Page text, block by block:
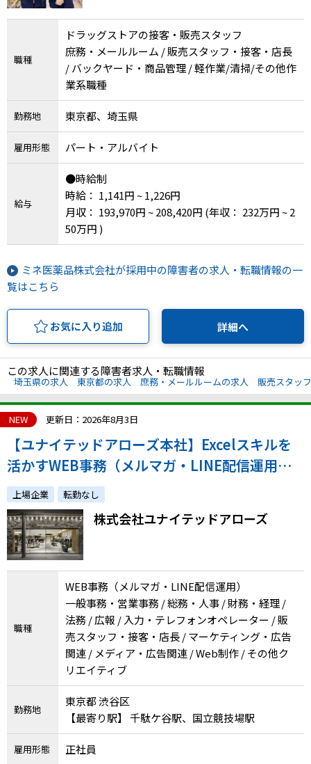
職種
ドラッグストアの接客・販売スタッフ
庶務・メールルーム / 販売スタッフ・接客・店長
/ バックヤード・商品管理 / 軽作業/清掃/その他作
業系職種
勤務地 東京都、埼玉県
雇用形態 パート・アルバイト
給与
●時給制
時給： 1,141円 ~ 1,226円
月収： 193,970円 ~ 208,420円 (年収： 232万円 ~ 2
50万円 )
ミネ医薬品株式会社が採用中の障害者の求人・転職情報の一
覧はこちら
お気に入り追加 詳細へ
この求人に関連する障害者求人・転職情報
埼玉県の求人 東京都の求人 庶務・メールルームの求人 販売スタッ
NEW 更新日：2026年8月3日
【ユナイテッドアローズ本社】Excelスキルを
活かすWEB事務（メルマガ・LINE配信運用）
◆正社員／年間休日120日
上場企業 転勤なし
株式会社ユナイテッドアローズ
職種
WEB事務（メルマガ・LINE配信運用）
一般事務・営業事務 / 総務・人事 / 財務・経理 /
法務 / 広報 / 入力・テレフォンオペレーター / 販
売スタッフ・接客・店長 / マーケティング・広告
関連 / メディア・広告関連 / Web制作 / その他ク
リエイティブ
勤務地
東京都 渋谷区
【最寄り駅】 千駄ケ谷駅、国立競技場駅
雇用形態 正社員